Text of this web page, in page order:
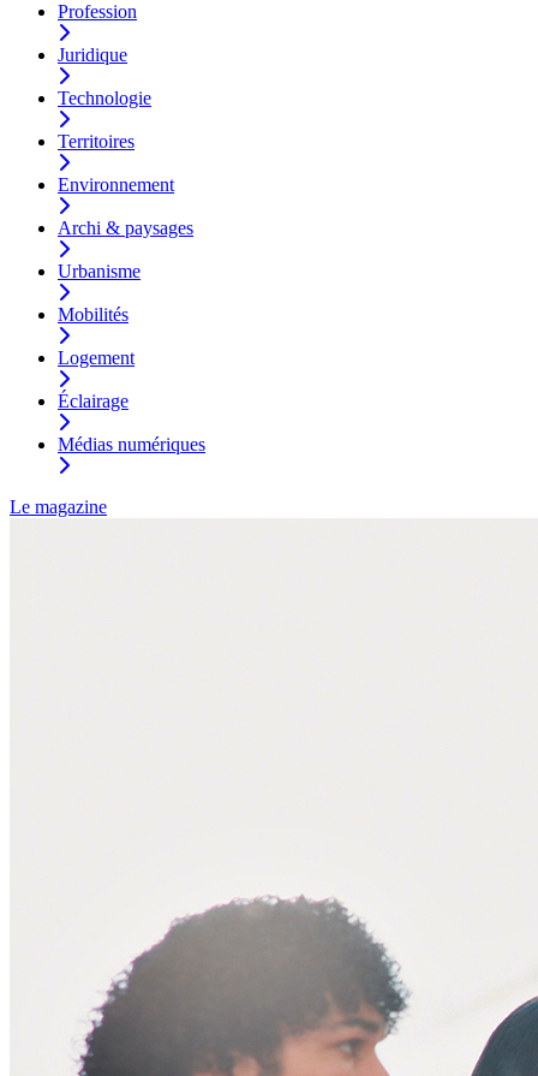
Profession
Juridique
Technologie
Territoires
Environnement
Archi & paysages
Urbanisme
Mobilités
Logement
Éclairage
Médias numériques
Le magazine